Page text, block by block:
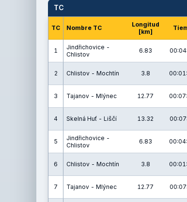
TC
TC Nombre TC
Longitud
[km]
1
Jindřichovice -
Chlistov
6.83
2 Chlistov - Mochtín 3.8
3 Tajanov - Mlýnec 12.77
4 Skelná Huť - Liščí 13.32
5
Jindřichovice -
Chlistov
6.83
6 Chlistov - Mochtín 3.8
7 Tajanov - Mlýnec 12.77